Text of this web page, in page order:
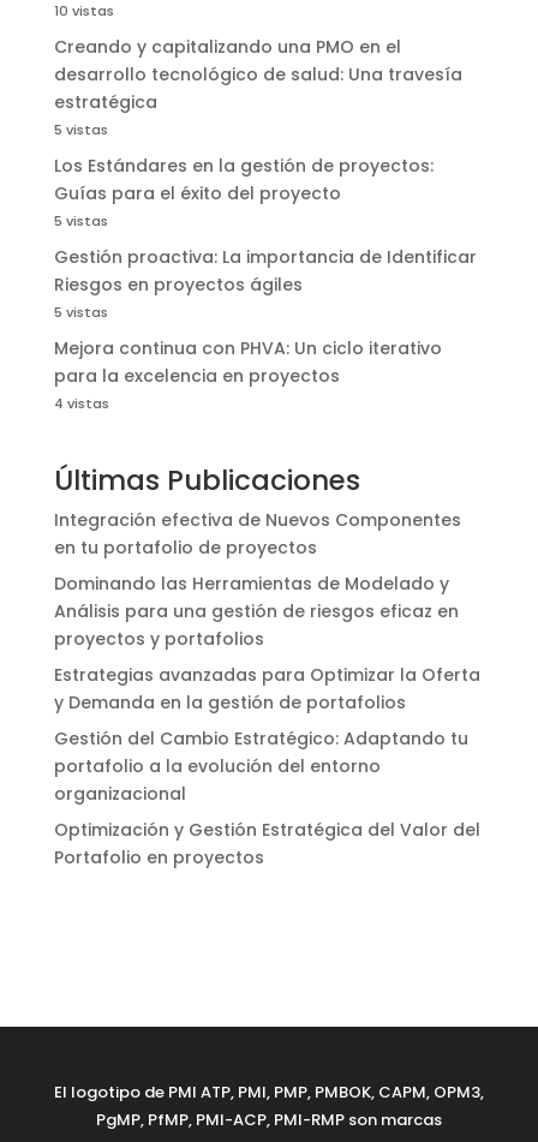
10 vistas
Creando y capitalizando una PMO en el
desarrollo tecnológico de salud: Una travesía
estratégica
5 vistas
Los Estándares en la gestión de proyectos:
Guías para el éxito del proyecto
5 vistas
Gestión proactiva: La importancia de Identificar
Riesgos en proyectos ágiles
5 vistas
Mejora continua con PHVA: Un ciclo iterativo
para la excelencia en proyectos
4 vistas
Últimas Publicaciones
Integración efectiva de Nuevos Componentes
en tu portafolio de proyectos
Dominando las Herramientas de Modelado y
Análisis para una gestión de riesgos eficaz en
proyectos y portafolios
Estrategias avanzadas para Optimizar la Oferta
y Demanda en la gestión de portafolios
Gestión del Cambio Estratégico: Adaptando tu
portafolio a la evolución del entorno
organizacional
Optimización y Gestión Estratégica del Valor del
Portafolio en proyectos
El logotipo de PMI ATP, PMI, PMP, PMBOK, CAPM, OPM3,
PgMP, PfMP, PMI-ACP, PMI-RMP son marcas